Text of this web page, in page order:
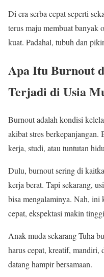
Di era serba cepat seperti
terus maju membuat banyak
kuat. Padahal, tubuh dan
Apa Itu Burnout
Terjadi di Usia
Burnout adalah kondisi
akibat stres berkepanjangan.
kerja, studi, atau tuntutan
Dulu, burnout sering di
kerja berat. Tapi sekarang,
bisa mengalaminya. Nah, ini
cepat, ekspektasi makin
Anak muda sekarang Tuha
harus cepat, kreatif, mandiri,
datang hampir bersamaan.